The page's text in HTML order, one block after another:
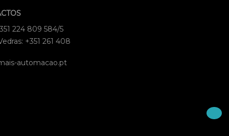
224 809 584/5
+351 261 408
automacao.pt